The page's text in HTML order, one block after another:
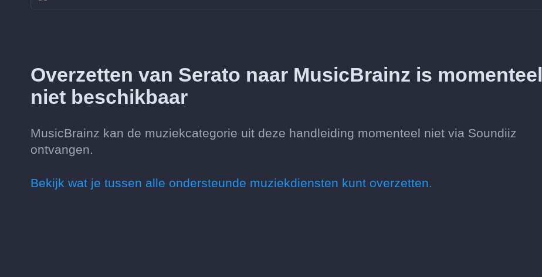
Overzetten van Serato naar MusicBrainz is momenteel
niet beschikbaar
MusicBrainz kan de muziekcategorie uit deze handleiding momenteel niet via Soundiiz
ontvangen.
Bekijk wat je tussen alle ondersteunde muziekdiensten kunt overzetten.